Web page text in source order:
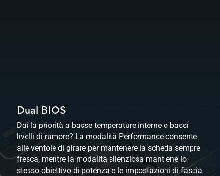
Dual BIOS
Dai la priorità a basse temperature interne o bassi
livelli di rumore? La modalità Performance consente
alle ventole di girare per mantenere la scheda sempre
fresca, mentre la modalità silenziosa mantiene lo
stesso obiettivo di potenza e le impostazioni di fascia